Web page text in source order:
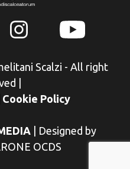
Scalzi - All right
Cookie Policy
Designed by
OCDS